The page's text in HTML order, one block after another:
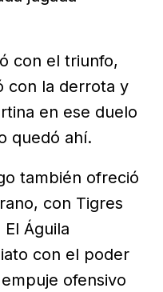
con el triunfo,
con la derrota y
en ese duelo
quedó ahí.
también ofreció
con Tigres
Águila
con el poder
ofensivo